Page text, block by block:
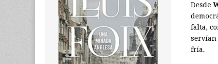
Desde
falta,
servían
fría.